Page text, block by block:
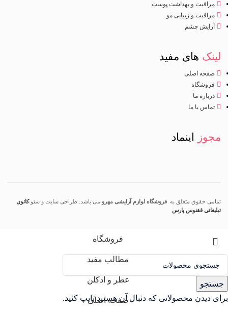
مراقبت و بهداشت پوست
مراقبت و زیبایی مو
آرایش چشم
لینک های مفید
صفحه اصلی
فروشگاه
درباره ما
تماس با ما
مجوز اینماد
تمامی حقوق متعلق به فروشگاه لوازم آرایشی مهرو می باشد. طراحی سایت و سئوکانون
تبلیغاتی ققنوس پارس
جستجو
برای دیدن محصولاتی که دنبال آن هستید تایپ کنید.
فروشگاه
مطالب مفید
عطر و ادکلن
صفحه اصلی